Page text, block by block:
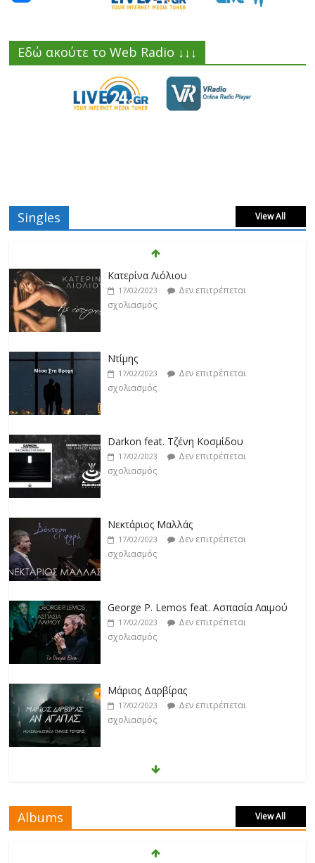
Εδώ ακούτε το Web Radio ↓↓↓
Singles View All
Κατερίνα Λιόλιου
17/02/2023
Δεν επιτρέπεται
σχολιασμός
Ντίμης
17/02/2023
Δεν επιτρέπεται
σχολιασμός
Darkon feat. Τζένη Κοσμίδου
17/02/2023
Δεν επιτρέπεται
σχολιασμός
Νεκτάριος Μαλλάς
17/02/2023
Δεν επιτρέπεται
σχολιασμός
George P. Lemos feat. Ασπασία Λαιμού
17/02/2023
Δεν επιτρέπεται
σχολιασμός
Μάριος Δαρβίρας
17/02/2023
Δεν επιτρέπεται
σχολιασμός
Άρτεμις Ρέντζιου
Albums View All